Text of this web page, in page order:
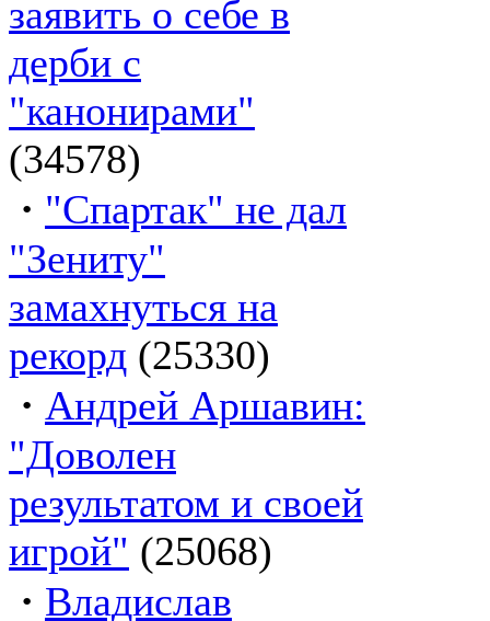
заявить о себе в
дерби с
"канонирами"
(34578)
· "Спартак" не дал
"Зениту"
замахнуться на
рекорд (25330)
· Андрей Аршавин:
"Доволен
результатом и своей
игрой" (25068)
· Владислав